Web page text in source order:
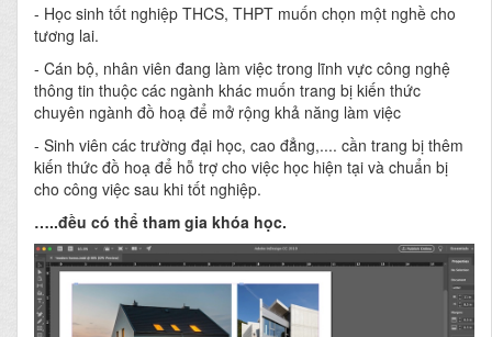
- Học sinh tốt nghiệp THCS, THPT muốn chọn một nghề cho
tương lai.
- Cán bộ, nhân viên đang làm việc trong lĩnh vực công nghệ
thông tin thuộc các ngành khác muốn trang bị kiến thức
chuyên ngành đồ hoạ để mở rộng khả năng làm việc
- Sinh viên các trường đại học, cao đẳng,.... cần trang bị thêm
kiến thức đồ hoạ để hỗ trợ cho việc học hiện tại và chuẩn bị
cho công việc sau khi tốt nghiệp.
…..đều có thể tham gia khóa học.